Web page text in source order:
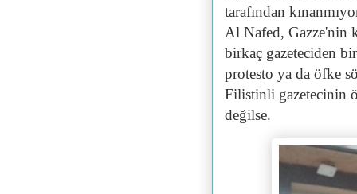
tarafından
Al Nafed, Gazze'nin
birkaç gazeteciden
protesto ya da öfke
Filistinli gazetecinin
değilse.